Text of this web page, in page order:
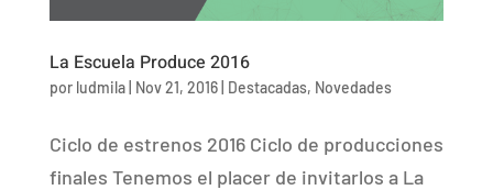
La Escuela Produce 2016
por ludmila| Nov 21, 2016| Destacadas, Novedades
Ciclo de estrenos 2016 Ciclo de producciones
finales Tenemos el placer de invitarlos a La